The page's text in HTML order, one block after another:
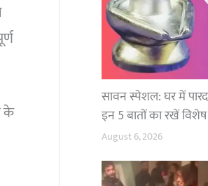
के
सावन स्पेशल: घर में
इन 5 बातों का रखें
August 6, 2026